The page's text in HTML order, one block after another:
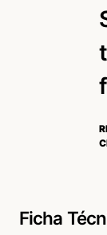
Ficha